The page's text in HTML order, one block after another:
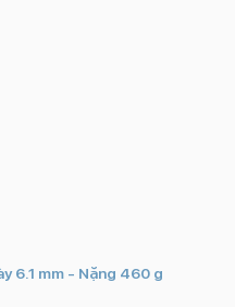
6.1 mm - Nặng 460 g